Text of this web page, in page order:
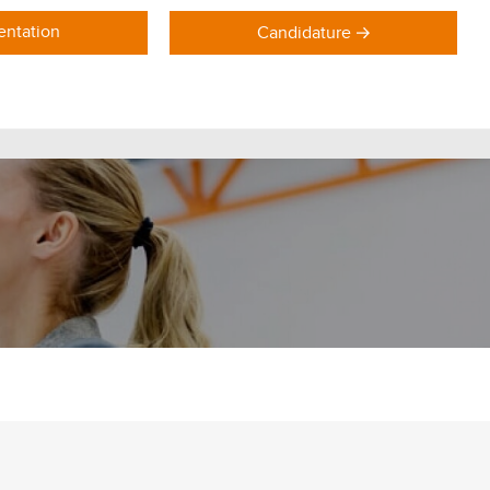
Candidature
DOMAINES DE FORMATION
Formations Marketing
Formations Commerce
Formations Communication
Formations Achat Logistique